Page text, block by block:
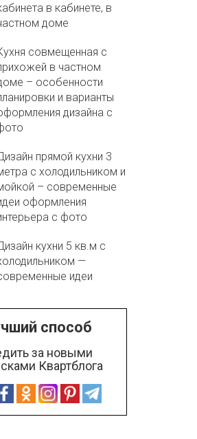
в кабинете, в
доме
совмещенная с
в частном
– особенности
и варианты
дизайна с
прямой кухни 3
с холодильником и
– современные
оформления
с фото
кухни 5 кв.м с
—
идеи
способ
за новыми
Квартблога